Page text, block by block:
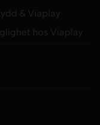
& Viaplay
hos Viaplay